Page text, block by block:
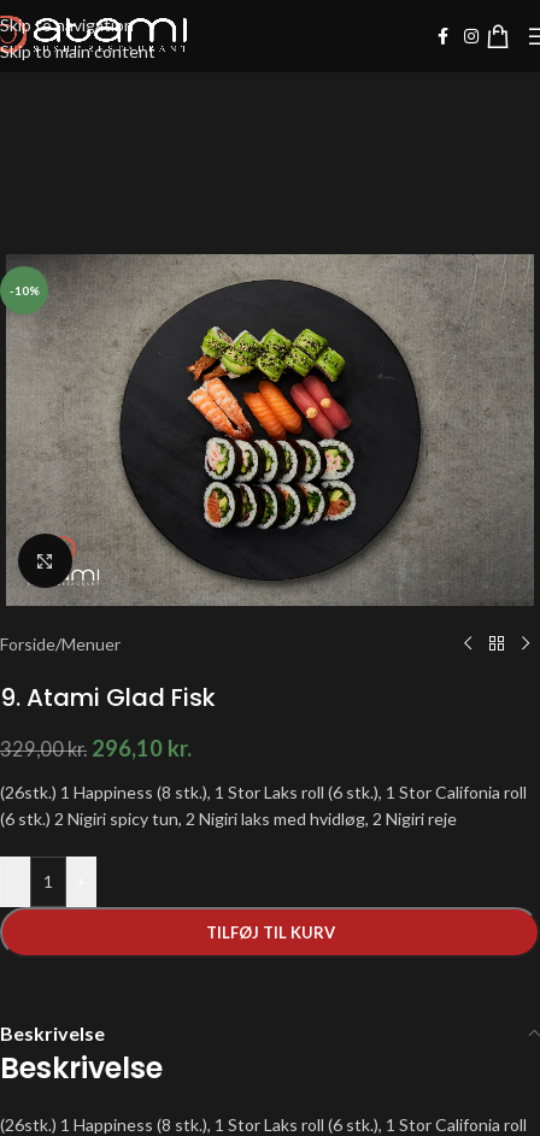
Skip to navigation
Skip to main content
-10%
Klik for at forstørre
Forside/Menuer
9. Atami Glad Fisk
329,00kr. 296,10 kr.
(26stk.) 1 Happiness (8 stk.), 1 Stor Laks roll (6 stk.), 1 Stor Califonia roll
(6 stk.) 2 Nigiri spicy tun, 2 Nigiri laks med hvidløg, 2 Nigiri reje
TILFØJ TIL KURV
Beskrivelse
Beskrivelse
(26stk.) 1 Happiness (8 stk.), 1 Stor Laks roll (6 stk.), 1 Stor Califonia roll